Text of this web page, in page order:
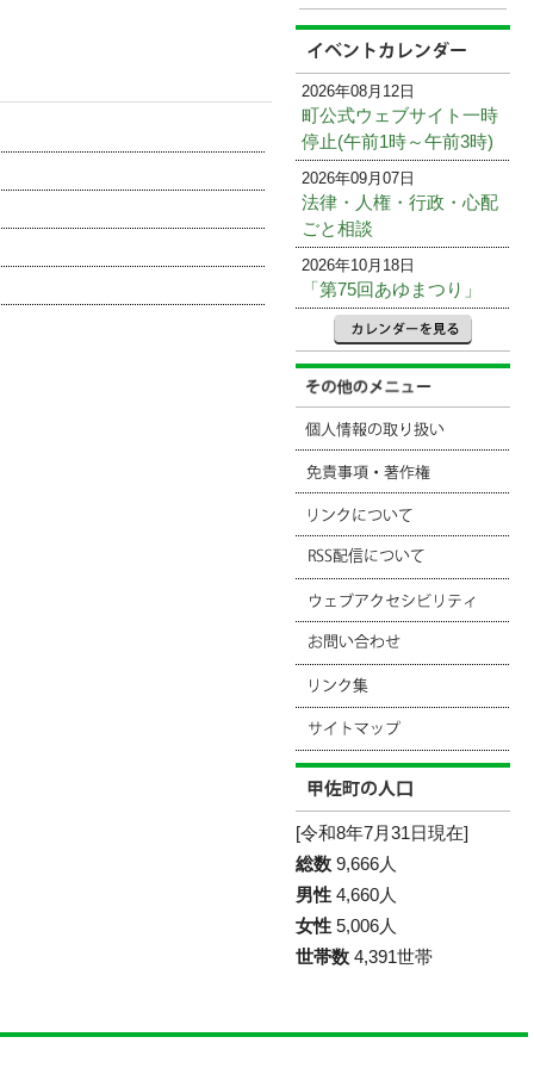
2026年08月12日
町公式ウェブサイト一時
停止(午前1時～午前3時)
2026年09月07日
法律・人権・行政・心配
ごと相談
2026年10月18日
「第75回あゆまつり」
[令和8年7月31日現在]
総数 9,666人
男性 4,660人
女性 5,006人
世帯数 4,391世帯